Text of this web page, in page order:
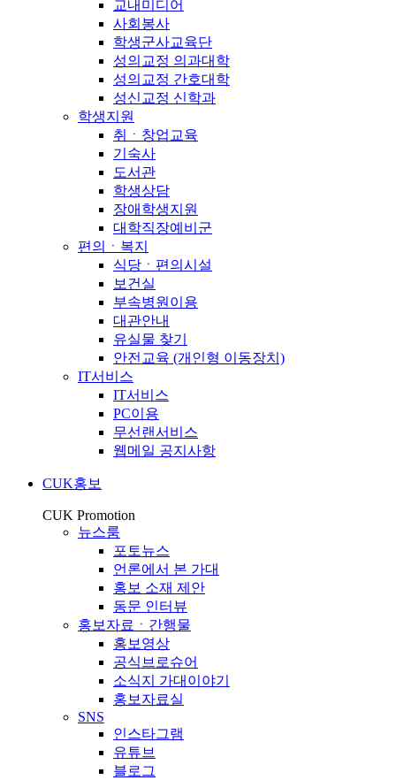
교내미디어
사회봉사
학생군사교육단
성의교정 의과대학
성의교정 간호대학
성신교정 신학과
학생지원
취ㆍ창업교육
기숙사
도서관
학생상담
장애학생지원
대학직장예비군
편의ㆍ복지
식당ㆍ편의시설
보건실
부속병원이용
대관안내
유실물 찾기
안전교육 (개인형 이동장치)
IT서비스
IT서비스
PC이용
무선랜서비스
웹메일 공지사항
CUK홍보
CUK Promotion
뉴스룸
포토뉴스
언론에서 본 가대
홍보 소재 제안
동문 인터뷰
홍보자료ㆍ간행물
홍보영상
공식브로슈어
소식지 가대이야기
홍보자료실
SNS
인스타그램
유튜브
블로그